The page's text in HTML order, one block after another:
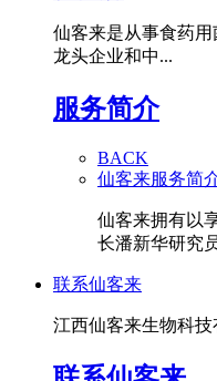
仙客来是从事食药
龙头企业和中...
服务简介
BACK
仙客来服务简
仙客来拥有以
长潘新华研究
联系仙客来
江西仙客来生物科